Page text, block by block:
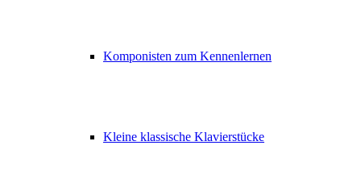
Komponisten zum Kennenlernen
Kleine klassische Klavierstücke